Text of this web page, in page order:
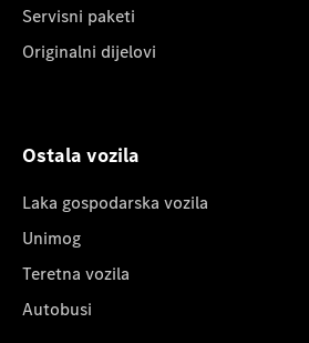
Servisni paketi
Originalni dijelovi
Ostala vozila
Laka gospodarska vozila
Unimog
Teretna vozila
Autobusi